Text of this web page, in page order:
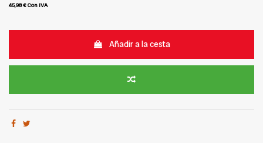
45,98 €Con IVA
Añadir a la cesta